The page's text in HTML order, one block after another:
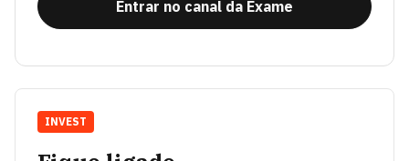
Entrar no canal da Exame
INVEST